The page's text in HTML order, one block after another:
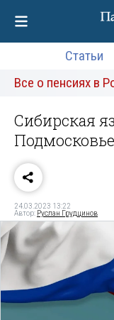
Статьи
Все о пенсиях в
Сибирская
24.03.2023 13:22
Автор: Руслан Грудцинов